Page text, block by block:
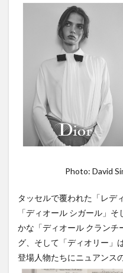
Photo: David
タッセルで覆われた「レデ
「ディオール シガール」
かな「ディオール クランチ
グ、そして「ディオリー」
登場人物たちにニュアンス